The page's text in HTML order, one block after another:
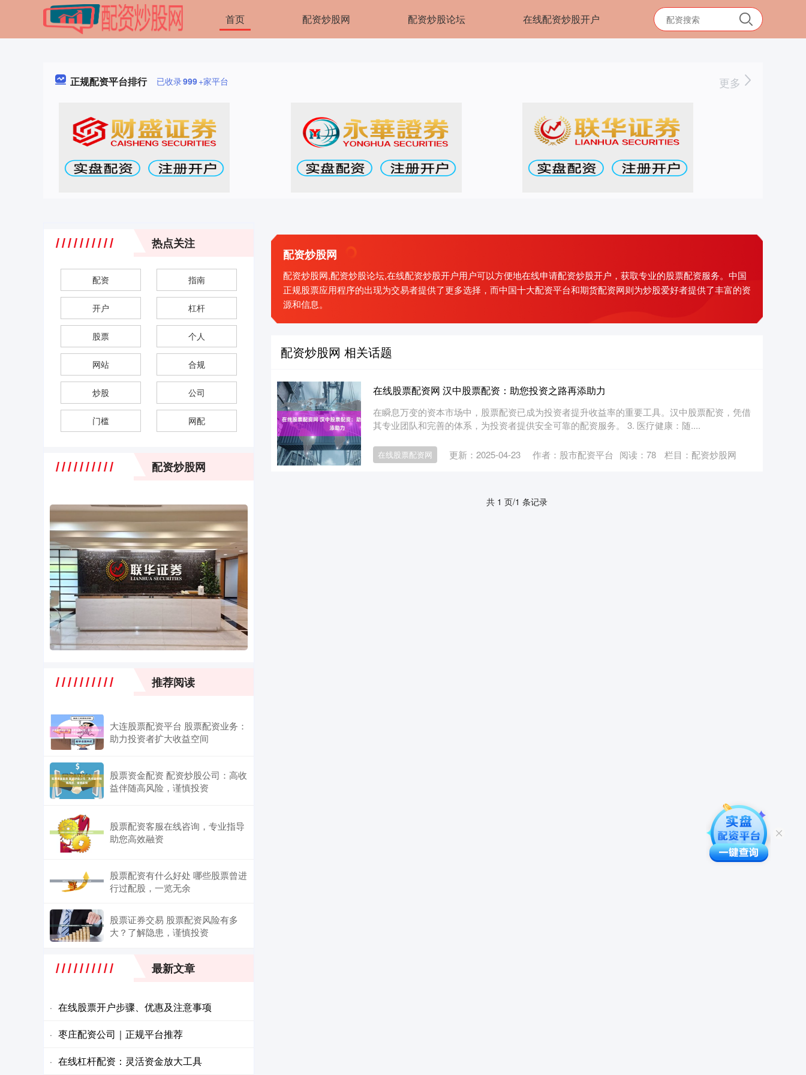
首页 配资炒股网 配资炒股论坛 在线配资炒股开户
正规配资平台排行 已收录999+家平台 更多
配资炒股网
配资炒股网,配资炒股论坛,在线配资炒股开户用户可以方便地在线申请配资炒股开户，获取专业的股票配资服务。中国
正规股票应用程序的出现为交易者提供了更多选择，而中国十大配资平台和期货配资网则为炒股爱好者提供了丰富的资
源和信息。
配资炒股网 相关话题
在线股票配资网 汉中股票配资：助您投资之路再添助力
在瞬息万变的资本市场中，股票配资已成为投资者提升收益率的重要工具。汉中股票配资，凭借
其专业团队和完善的体系，为投资者提供安全可靠的配资服务。 3. 医疗健康：随....
在线股票配资网 更新：2025-04-23 作者：股市配资平台 阅读： 78 栏目： 配资炒股网
共 1 页/1 条记录
热点关注
配资 指南
开户 杠杆
股票 个人
网站 合规
炒股 公司
门槛 网配
配资炒股网
推荐阅读
大连股票配资平台 股票配资业务：
助力投资者扩大收益空间
股票资金配资 配资炒股公司：高收
益伴随高风险，谨慎投资
股票配资客服在线咨询，专业指导
助您高效融资
股票配资有什么好处 哪些股票曾进
行过配股，一览无余
股票证券交易 股票配资风险有多
大？了解隐患，谨慎投资
最新文章
· 在线股票开户步骤、优惠及注意事项
· 枣庄配资公司｜正规平台推荐
· 在线杠杆配资：灵活资金放大工具